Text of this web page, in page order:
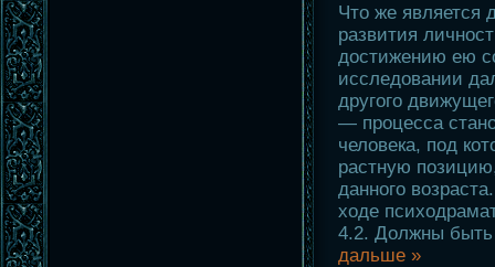
Что же
развития
достижению ею
исследовании
другого
— процесса
человека, под
растную
данного
ходе
4.2. Должны
дальше »